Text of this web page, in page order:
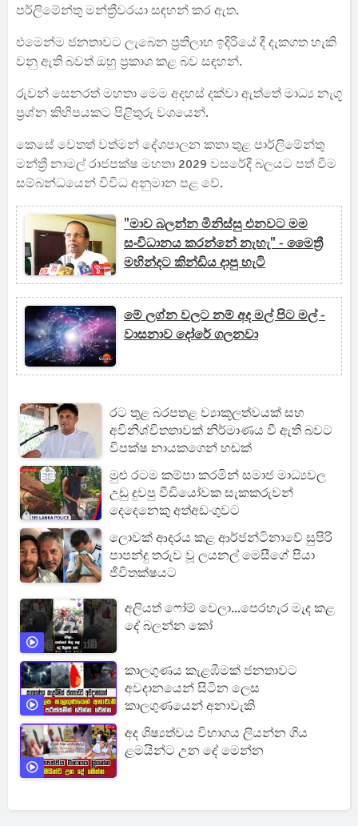
පර්ලිමේන්තු මන්ත්‍රීවරයා සඳහන් කර ඇත.
එමෙන්ම ජනතාවට ලැබෙන ප්‍රතිලාභ ඉදිරියේ දී දැකගත හැකි
වනු ඇති බවත් ඔහු ප්‍රකාශ කළ බව සඳහන්.
රුවන් සෙනරත් මහතා මෙම අදහස් දක්වා ඇත්තේ මාධ්‍ය නැගූ
ප්‍රශ්න කිහිපයකට පිළිතුරු වශයෙන්.
කෙසේ වෙතත් වත්මන් දේශපාලන කතා තුළ පාර්ලිමේන්තු
මන්ත්‍රී නාමල් රාජපක්ෂ මහතා 2029 වසරේදී බලයට පත් වීම
සම්බන්ධයෙන් විවිධ අනුමාන පළ වේ.
"මාව බලන්න මිනිස්සු එනවට මම
සංවිධානය කරන්නේ නැහැ" - මෛත්‍රී
මහින්දට කින්ඩිය දාපු හැටි
මේ ලග්න වලට නම් අද මල් පිට මල් -
වාසනාව දෝරේ ගලනවා
රට තුළ බරපතළ ව්‍යාකූලත්වයක් සහ
අවිනිශ්චිතතාවක් නිර්මාණය වී ඇති බවට
විපක්ෂ නායකගෙන් හඬක්
මුළු රටම කම්පා කරමින් සමාජ මාධ්‍යවල
උඩු දුවපු වීඩියෝවක සැකකරුවන්
දෙදෙනෙකු අත්අඩංගුවට
ලොවක් ආදරය කළ ආර්ජන්ටිනාවේ සුපිරි
පාපන්දු තරුව වූ ලයනල් මෙසීගේ පියා
ජීවිතක්ෂයට
අලියත් ෆෝම් වෙලා...පෙරහැර මැද කළ
දේ බලන්න කෝ
කාලගුණය කැළඹීමක් ජනතාවට
අවදානයෙන් සිටින ලෙස
කාලගුණයෙන් අනාවැකි
අද ශිෂ්‍යත්වය විභාගය ලියන්න ගිය
ළමයින්ට උන දේ මෙන්න